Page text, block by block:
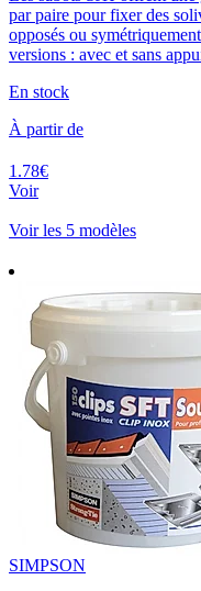
par paire pour fixer des
opposés ou
versions : avec et sans
En stock
À partir de
1.78€
Voir
Voir les 5 modèles
SIMPSON